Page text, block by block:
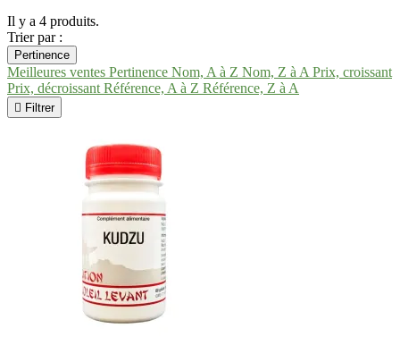
Il y a 4 produits.
Trier par :
Pertinence
Meilleures ventes Pertinence Nom, A à Z Nom, Z à A Prix, croissant
Prix, décroissant Référence, A à Z Référence, Z à A
 Filtrer